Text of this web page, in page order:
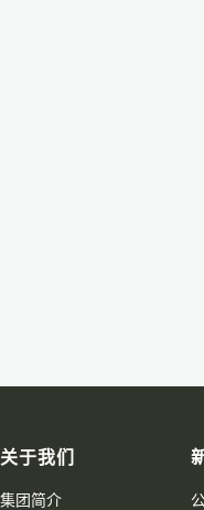
关于我们
集团简介